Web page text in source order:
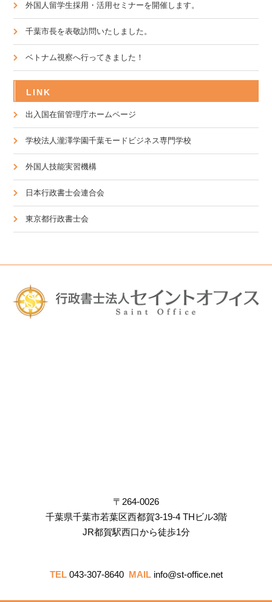
外国人留学生採用・活用セミナーを開催します。
千葉市長を表敬訪問いたしました。
ベトナム視察へ行ってきました！
LINK
出入国在留管理庁ホームページ
学校法人瀧澤学園千葉モードビジネス専門学校
外国人技能実習機構
日本行政書士会連合会
東京都行政書士会
〒264-0026
千葉県千葉市若葉区西都賀3-19-4 THビル3階
JR都賀駅西口から徒歩1分
TEL043-307-8640 MAILinfo@st-office.net